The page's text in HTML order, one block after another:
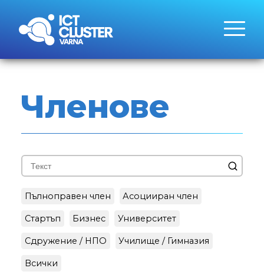
Членове
Пълноправен член Асоцииран член
Стартъп Бизнес Университет
Сдружение / НПО Училище / Гимназия
Всички